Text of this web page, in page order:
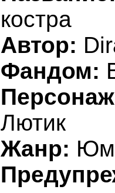
костра
Автор:
Фандом:
Лютик
Жанр: